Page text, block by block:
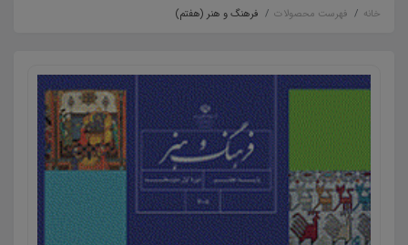
خانه فهرست محصولات فرهنگ و هنر (هفتم)